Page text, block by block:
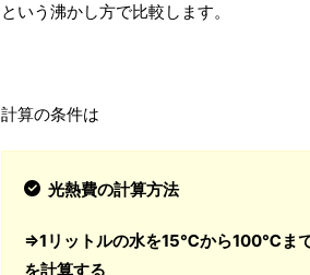
という沸かし方で比較します。
計算の条件は
光熱費の計算方法
⇒1リットルの水を15℃から100℃まで
を計算する